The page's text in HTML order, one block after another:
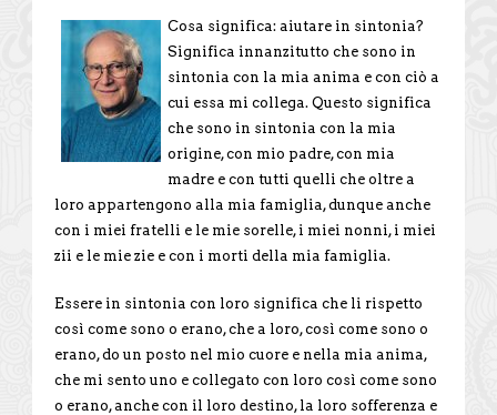
Cosa significa: aiutare in sintonia?
Significa innanzitutto che sono in
sintonia con la mia anima e con ciò a
cui essa mi collega. Questo significa
che sono in sintonia con la mia
origine, con mio padre, con mia
madre e con tutti quelli che oltre a
loro appartengono alla mia famiglia, dunque anche
con i miei fratelli e le mie sorelle, i miei nonni, i miei
zii e le mie zie e con i morti della mia famiglia.
Essere in sintonia con loro significa che li rispetto
così come sono o erano, che a loro, così come sono o
erano, do un posto nel mio cuore e nella mia anima,
che mi sento uno e collegato con loro così come sono
o erano, anche con il loro destino, la loro sofferenza e